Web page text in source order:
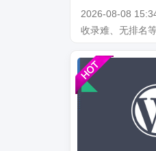
2026-08-08
收录难、无排名